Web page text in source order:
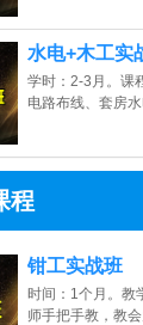
水电+木工实
学时：2-3月。课
电路布线、套房
程
话：
钳工实战班
时间：1个月。教
师手把手教，教